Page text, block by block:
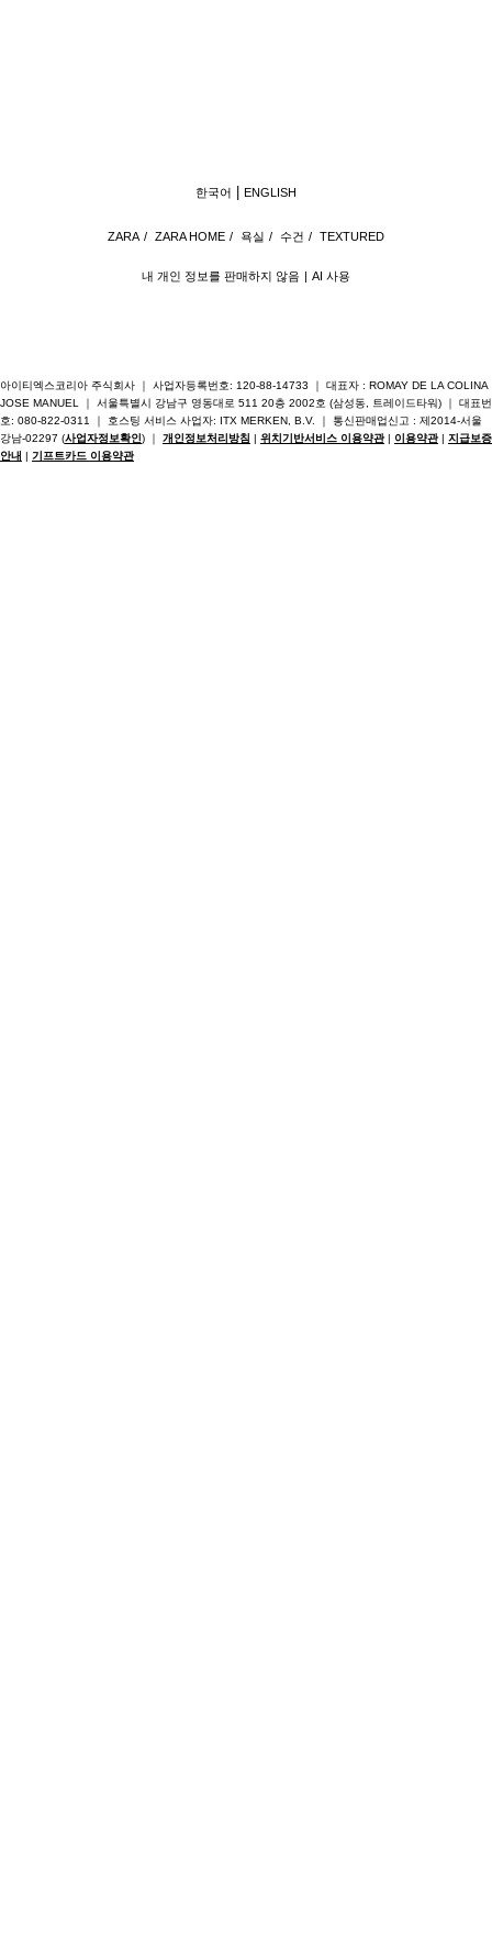
내 개인 정보를 판매하지 않음 AI 사용
ZARA / ZARA HOME / 욕실 / 수건 / TEXTURED
한국어 ENGLISH
아이티엑스코리아 주식회사 ｜ 사업자등록번호: 120-88-14733 ｜ 대표자 : ROMAY DE LA COLINA
JOSE MANUEL ｜ 서울특별시 강남구 영동대로 511 20층 2002호 (삼성동, 트레이드타워) ｜ 대표번
호: 080-822-0311 ｜ 호스팅 서비스 사업자: ITX MERKEN, B.V. ｜ 통신판매업신고 : 제2014-서울
강남-02297 (사업자정보확인) ｜ 개인정보처리방침 | 위치기반서비스 이용약관 | 이용약관 | 지급보증
안내 | 기프트카드 이용약관